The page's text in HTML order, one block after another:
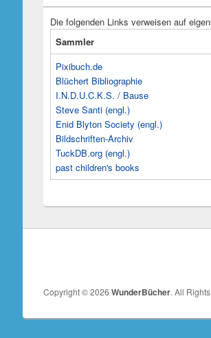
Die folgenden Links verweisen auf
Sammler
Pixibuch.de
Blüchert Bibliographie
I.N.D.U.C.K.S. / Bause
Steve Santi (engl.)
Enid Blyton Society (engl.)
Bildschriften-Archiv
TuckDB.org (engl.)
past children's books
Copyright © 2026 WunderBücher. All